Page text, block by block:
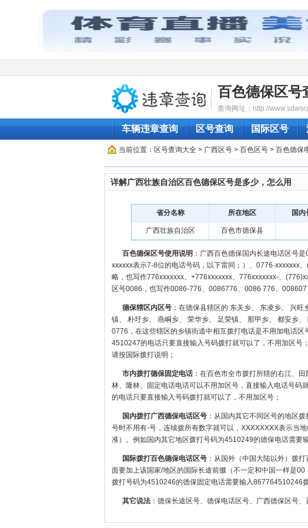
百色德保区号
查询网址：http://
车辆违章查询 区号查询 国际区号
当前位置： 区号查询大全 > 广西区号 > 百色区号 > 百色德保
详解广西壮族自治区百色德保区号是多少，怎么用
省分名称 所在地区 国内
广西壮族自治区 百色市德保县
百色德保区号使用说明 ：广西百色德保国内长途电话区号
xxxxxx表示7-8位的电话号码，以下雷同；）、0776-xxxxxxx
略，也写作776xxxxxxx、+776xxxxxxx、776xxxxxxx-、
区号0086，也写作0086-776、0086776、0086 776、
德保辖区内区号 ：在德保县辖区的 东关乡、 东凌乡、 兴
镇、 朴圩乡、 燕峒乡、 荣华乡、 足荣镇、 那甲乡、 都安乡
0776，在这些辖区的乡镇街道中相互拨打电话是不用加电话
4510247的电话只要直接输入号码拨打就可以了，不用加区号
请按国际拨打说明；
市内拨打德保固定电话 ：在百色市全市拨打所辖的右江、 田
林、 隆林、固定电话电话可以不用加区号，直接输入电话号码
的电话只要直接输入号码拨打就可以了，不用加区号；
国内拨打广西德保电话区号 ：从国内其它不同区号的地区
号时不用有-号，连续拨所有数字就可以，XXXXXXXX表示当
准）。例如国内其它地区拨打号码为4510249的德保电话需要
国际拨打百色德保电话区号 ：从国外（中国大陆以外）拨
面要加上该国家/地区的国际长途前缀（不一定和中国一样是
拨打号码为4510246的德保固定电话需要输入867764510246
其它说法 ：德保长途区号、德保电话区号、广西德保区号、